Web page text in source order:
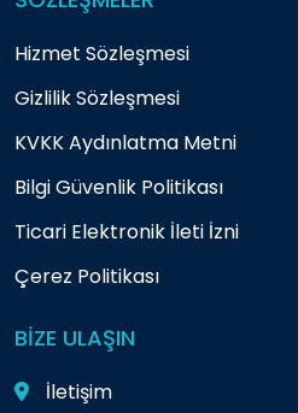
Hizmet Sözleşmesi
Gizlilik Sözleşmesi
KVKK Aydınlatma Metni
Bilgi Güvenlik Politikası
Ticari Elektronik İleti İzni
Çerez Politikası
BİZE ULAŞIN
İletişim